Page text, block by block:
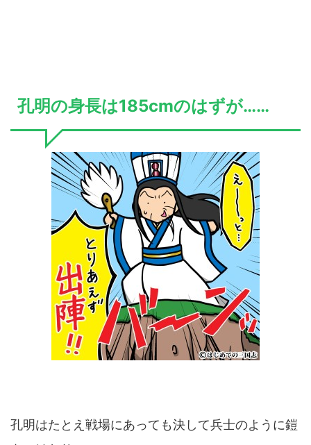
孔明の身長は185cmのはずが……
孔明はたとえ戦場にあっても決して兵士のように鎧